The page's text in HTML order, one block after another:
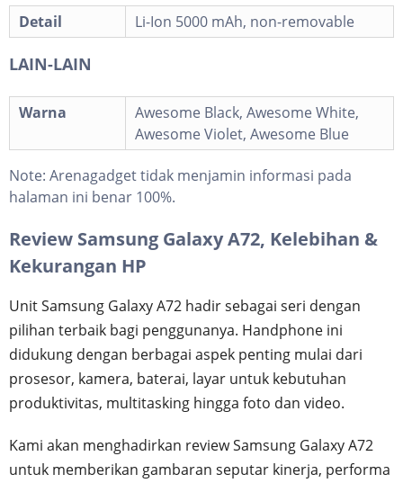
Detail Li-Ion 5000 mAh, non-removable
LAIN-LAIN
Warna
Awesome Black, Awesome White,
Awesome Violet, Awesome Blue
Note: Arenagadget tidak menjamin informasi pada
halaman ini benar 100%.
Review Samsung Galaxy A72, Kelebihan &
Kekurangan HP
Unit Samsung Galaxy A72 hadir sebagai seri dengan
pilihan terbaik bagi penggunanya. Handphone ini
didukung dengan berbagai aspek penting mulai dari
prosesor, kamera, baterai, layar untuk kebutuhan
produktivitas, multitasking hingga foto dan video.
Kami akan menghadirkan review Samsung Galaxy A72
untuk memberikan gambaran seputar kinerja, performa